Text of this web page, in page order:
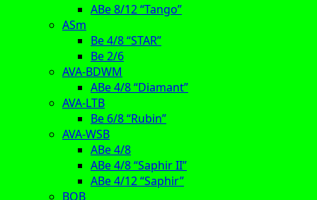
ABe 8/12 “Tango”
ASm
Be 4/8 “STAR”
Be 2/6
AVA-BDWM
ABe 4/8 “Diamant”
AVA-LTB
Be 6/8 “Rubin”
AVA-WSB
ABe 4/8
ABe 4/8 “Saphir II”
ABe 4/12 “Saphir”
BOB